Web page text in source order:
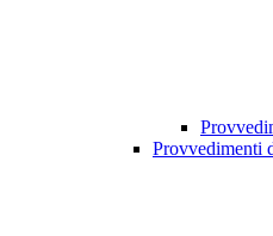
Provvedimenti